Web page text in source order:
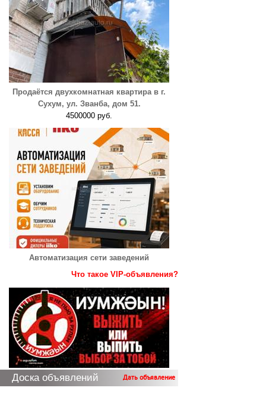
Продаётся двухкомнатная квартира в г.
Сухум, ул. Званба, дом 51.
4500000 руб.
Автоматизация сети заведений
Что такое VIP-объявления?
Доска объявлений Дать объявление